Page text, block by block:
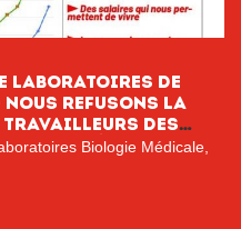
LABORATOIRES DE
REFUSONS LA
DES
MÉDICALE
Biologie Médicale